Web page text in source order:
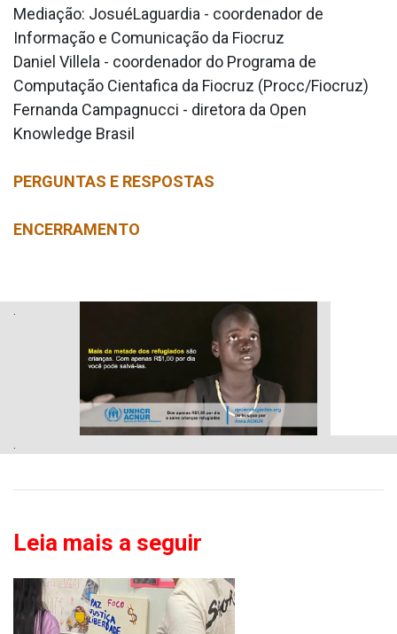
Mediação: JosuéLaguardia - coordenador de
Informação e Comunicação da Fiocruz
Daniel Villela - coordenador do Programa de
Computação Cienta­fica da Fiocruz (Procc/Fiocruz)
Fernanda Campagnucci - diretora da Open
Knowledge Brasil
PERGUNTAS E RESPOSTAS
ENCERRAMENTO
Leia mais a seguir